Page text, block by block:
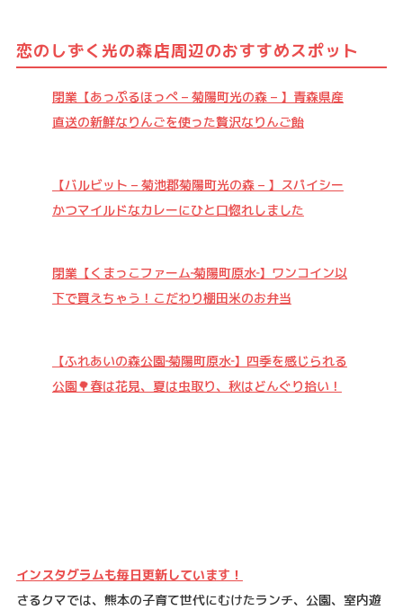
恋のしずく光の森店周辺のおすすめスポット
閉業【あっぷるほっぺ – 菊陽町光の森 – 】青森県産
直送の新鮮なりんごを使った贅沢なりんご飴
【バルビット – 菊池郡菊陽町光の森 – 】スパイシー
かつマイルドなカレーにひと口惚れしました
閉業【くまっこファーム‐菊陽町原水‐】ワンコイン以
下で買えちゃう！こだわり棚田米のお弁当
【ふれあいの森公園‐菊陽町原水‐】四季を感じられる
公園🌳春は花見、夏は虫取り、秋はどんぐり拾い！
インスタグラムも毎日更新しています！
さるクマでは、熊本の子育て世代にむけたランチ、公園、室内遊